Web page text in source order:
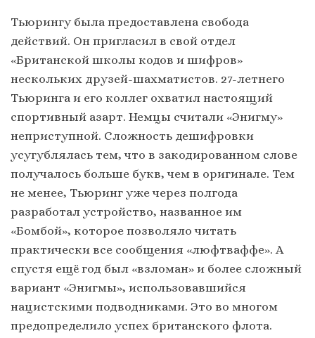
Тьюрингу была предоставлена свобода
действий. Он пригласил в свой отдел
«Британской школы кодов и шифров»
нескольких друзей-шахматистов. 27-летнего
Тьюринга и его коллег охватил настоящий
спортивный азарт. Немцы считали «Энигму»
неприступной. Сложность дешифровки
усугублялась тем, что в закодированном слове
получалось больше букв, чем в оригинале. Тем
не менее, Тьюринг уже через полгода
разработал устройство, названное им
«Бомбой», которое позволяло читать
практически все сообщения «люфтваффе». А
спустя ещё год был «взломан» и более сложный
вариант «Энигмы», использовавшийся
нацистскими подводниками. Это во многом
предопределило успех британского флота.